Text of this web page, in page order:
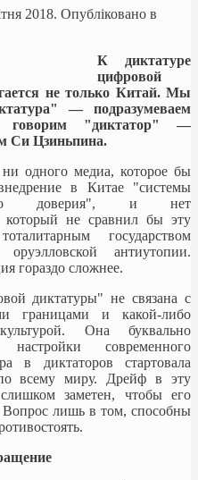
2018. Опубліковано в
К диктатуре
цифровой
не только Китай. Мы
— подразумеваем
"диктатор" —
Си Цзиньпина.
одного медиа, которое бы
в Китае "системы
доверия", и нет
который не сравнил бы эту
государством
антиутопии.
гораздо сложнее.
диктатуры" не связана с
границами и какой-либо
Она буквально
современного
в диктаторов стартовала
всему миру. Дрейф в эту
заметен, чтобы его
Вопрос лишь в том, способны